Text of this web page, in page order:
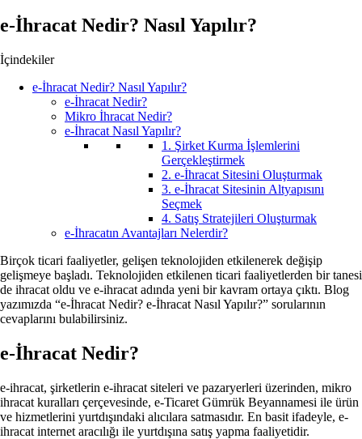
e-İhracat Nedir? Nasıl Yapılır?
İçindekiler
e-İhracat Nedir? Nasıl Yapılır?
e-İhracat Nedir?
Mikro İhracat Nedir?
e-İhracat Nasıl Yapılır?
1. Şirket Kurma İşlemlerini
Gerçekleştirmek
2. e-İhracat Sitesini Oluşturmak
3. e-İhracat Sitesinin Altyapısını
Seçmek
4. Satış Stratejileri Oluşturmak
e-İhracatın Avantajları Nelerdir?
Birçok ticari faaliyetler, gelişen teknolojiden etkilenerek değişip
gelişmeye başladı. Teknolojiden etkilenen ticari faaliyetlerden bir tanesi
de ihracat oldu ve e-ihracat adında yeni bir kavram ortaya çıktı. Blog
yazımızda “e-İhracat Nedir? e-İhracat Nasıl Yapılır?” sorularının
cevaplarını bulabilirsiniz.
e-İhracat Nedir?
e-ihracat, şirketlerin e-ihracat siteleri ve pazaryerleri üzerinden, mikro
ihracat kuralları çerçevesinde, e-Ticaret Gümrük Beyannamesi ile ürün
ve hizmetlerini yurtdışındaki alıcılara satmasıdır. En basit ifadeyle, e-
ihracat internet aracılığı ile yurtdışına satış yapma faaliyetidir.